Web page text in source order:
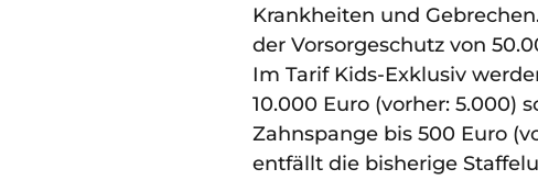
Krankheiten und
der Vorsorgeschutz von
Im Tarif Kids-Exklusiv
10.000 Euro (vorher: 5.000)
Zahnspange bis 500 Euro
entfällt die bisherige